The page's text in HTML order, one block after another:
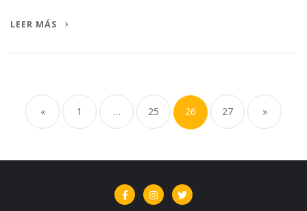
LEER MÁS
de
entradas
« 1 … 25 26 27 »